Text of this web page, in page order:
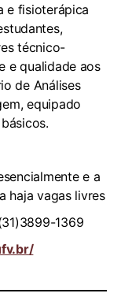
e fisioterápica
técnico-
e qualidade aos
de Análises
equipado
e a
haja vagas livres
1369